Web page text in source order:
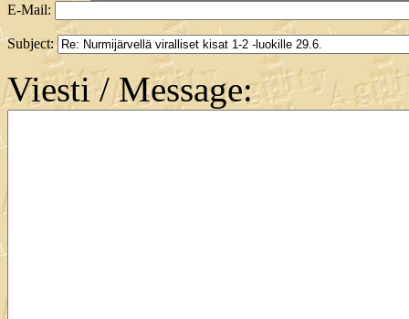
E-Mail:
Subject:
Viesti / Message: